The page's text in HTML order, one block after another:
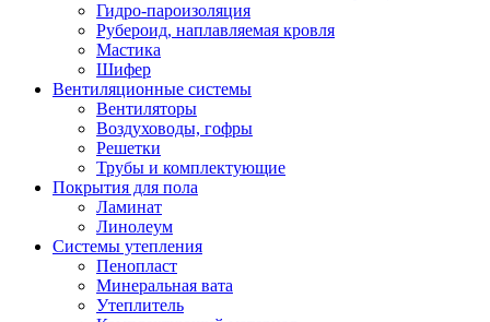
Гидро-пароизоляция
Рубероид, наплавляемая кровля
Мастика
Шифер
Вентиляционные системы
Вентиляторы
Воздуховоды, гофры
Решетки
Трубы и комплектующие
Покрытия для пола
Ламинат
Линолеум
Системы утепления
Пенопласт
Минеральная вата
Утеплитель